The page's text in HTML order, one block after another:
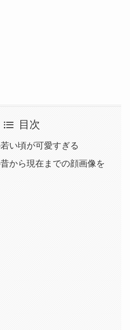
目次
い頃が可愛すぎる
から現在までの顔画像を